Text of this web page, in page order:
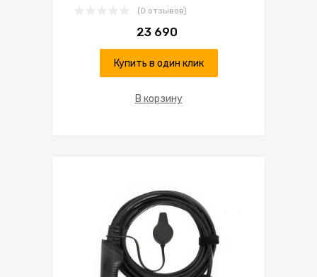
(0 отзывов)
23 690
Купить в один клик
В корзину